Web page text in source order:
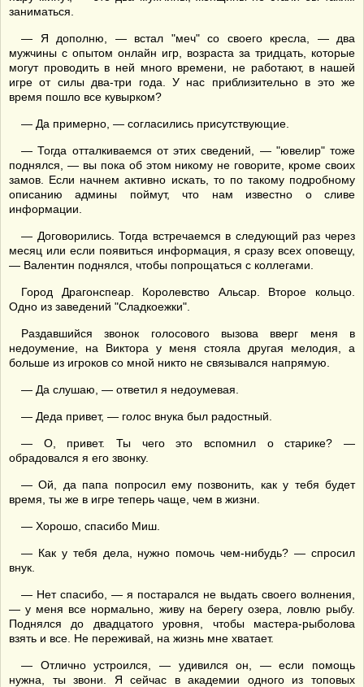
заниматься.
— Я дополню, — встал "меч" со своего кресла, — два
мужчины с опытом онлайн игр, возраста за тридцать, которые
могут проводить в ней много времени, не работают, в нашей
игре от силы два-три года. У нас приблизительно в это же
время пошло все кувырком?
— Да примерно, — согласились присутствующие.
— Тогда отталкиваемся от этих сведений, — "ювелир" тоже
поднялся, — вы пока об этом никому не говорите, кроме своих
замов. Если начнем активно искать, то по такому подробному
описанию админы поймут, что нам известно о сливе
информации.
— Договорились. Тогда встречаемся в следующий раз через
месяц или если появиться информация, я сразу всех оповещу,
— Валентин поднялся, чтобы попрощаться с коллегами.
Город Драгонспеар. Королевство Альсар. Второе кольцо.
Одно из заведений "Сладкоежки".
Раздавшийся звонок голосового вызова вверг меня в
недоумение, на Виктора у меня стояла другая мелодия, а
больше из игроков со мной никто не связывался напрямую.
— Да слушаю, — ответил я недоумевая.
— Деда привет, — голос внука был радостный.
— О, привет. Ты чего это вспомнил о старике? —
обрадовался я его звонку.
— Ой, да папа попросил ему позвонить, как у тебя будет
время, ты же в игре теперь чаще, чем в жизни.
— Хорошо, спасибо Миш.
— Как у тебя дела, нужно помочь чем-нибудь? — спросил
внук.
— Нет спасибо, — я постарался не выдать своего волнения,
— у меня все нормально, живу на берегу озера, ловлю рыбу.
Поднялся до двадцатого уровня, чтобы мастера-рыболова
взять и все. Не переживай, на жизнь мне хватает.
— Отлично устроился, — удивился он, — если помощь
нужна, ты звони. Я сейчас в академии одного из топовых